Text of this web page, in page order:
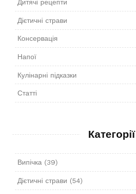
Дитячі рецепти
Дієтичні страви
Консервація
Напої
Кулінарні підказки
Статті
Категорії
Випічка(39)
Дієтичні страви (54)